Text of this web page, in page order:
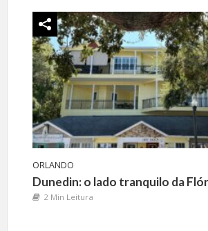
ORLANDO
Dunedin: o lado tranquilo da
2 Min Leitura